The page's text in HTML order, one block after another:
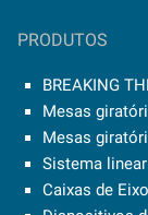
PRODUTOS
BREAKING
Mesas
Mesas
Sistema
Caixas de